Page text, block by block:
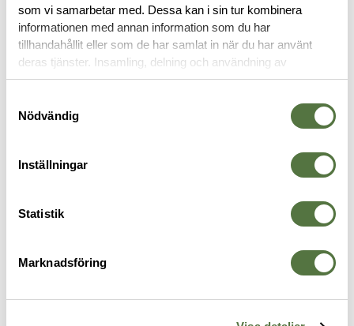
som vi samarbetar med. Dessa kan i sin tur kombinera
informationen med annan information som du har
tillhandahållit eller som de har samlat in när du har använt
deras tjänster. Insamling, delning och användning av
personuppgifter kan användas för personalisering av
Nödvändig
Inställningar
Statistik
Marknadsföring
OM VARUMÄRKET
VAPENREMMAR